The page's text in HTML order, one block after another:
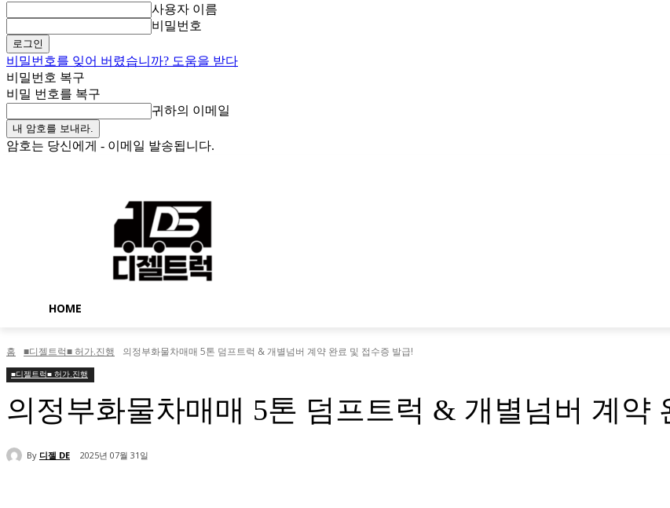
사용자 이름
비밀번호
비밀번호를 잊어 버렸습니까? 도움을 받다
비밀번호 복구
비밀 번호를 복구
귀하의 이메일
암호는 당신에게 - 이메일 발송됩니다.
HOME
홈 ■디젤트럭■ 허가.진행 의정부화물차매매 5톤 덤프트럭 & 개별넘버 계약 완료 및 접수증 발급!
■디젤트럭■ 허가.진행
의정부화물차매매 5톤 덤프트럭 & 개별넘버 계약
By 디젤 DE 2025년 07월 31일